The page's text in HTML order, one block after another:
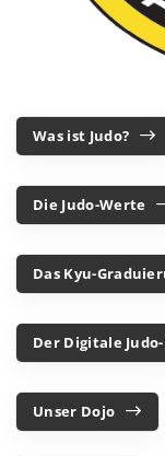
Was ist Judo?
Die Judo-Werte
Das Kyu-
Der Digitale Judo-
Unser Dojo